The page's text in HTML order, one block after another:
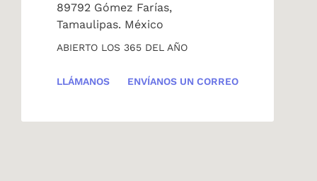
89792 Gómez Farías,
Tamaulipas. México
ABIERTO LOS 365 DEL AÑO
LLÁMANOS ENVÍANOS UN CORREO